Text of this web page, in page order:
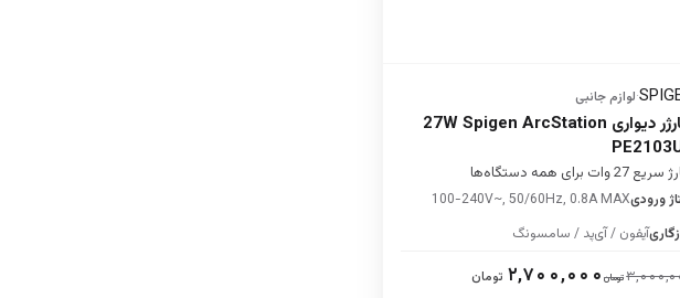
·لوازم جانبی
شارژر دیواری 27W Spigen ArcStation
27 وات برای همه دستگاه‌ها
ورودی100-240V~, 50/60Hz, 0.8A MAX
آیفون / آی‌پد / سامسونگ
تومان۲,۷۰۰,۰۰۰ تومان